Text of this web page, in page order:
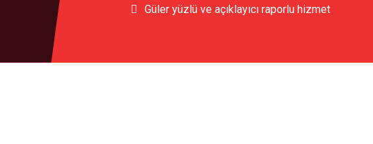
Güler yüzlü ve açıklayıcı raporlu hizmet